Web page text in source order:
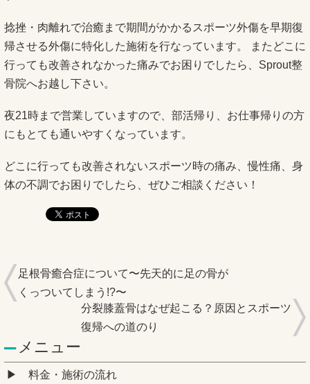
捻挫・肉離れで治癒まで期間がかかるスポーツ外傷を早期復
帰させる外傷に特化した施術を行なっています。 またどこに
行っても改善されなかった痛みでお困りでしたら、Sprout整
骨院へお越し下さい。
夜21時まで営業していますので、部活帰り、お仕事帰りの方
にもとても通いやすくなっています。
どこに行っても改善されないスポーツ時の痛み、慢性痛、身
体の不調でお困りでしたら、ぜひご相談ください！
足根骨癒合症について〜先天的に足の骨が
くっついてしまう!?〜
分裂膝蓋骨はなぜ起こる？原因とスポーツ
復帰への道のり
メニュー
料金・施術の流れ